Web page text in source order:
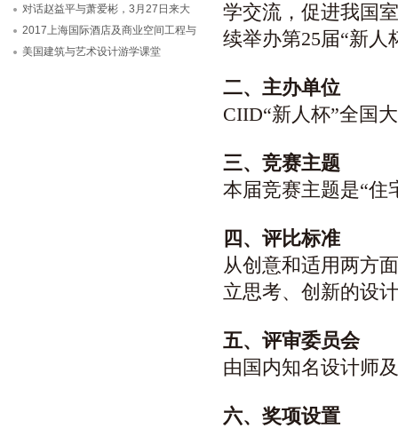
对话赵益平与萧爱彬，3月27日来大
2017上海国际酒店及商业空间工程与
美国建筑与艺术设计游学课堂
学交流，促进我国
续举办第25届“新人
二、 主办单位
CIID“新人杯”全国
三、 竞赛主题
本届竞赛主题是“住
四 、 评比标准
从创意和适用两方
立思考、创新的设
五、评审委员会
由国内知名设计师
六、奖项设置